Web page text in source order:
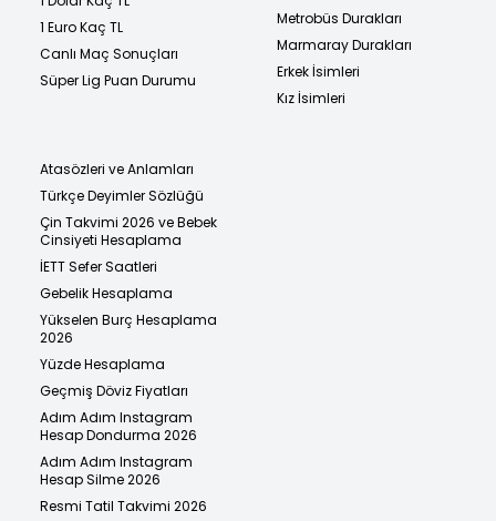
1 Euro Kaç TL
Canlı Maç Sonuçları
Süper Lig Puan Durumu
Metrobüs Durakları
Marmaray Durakları
Erkek İsimleri
Kız İsimleri
Atasözleri ve Anlamları
Türkçe Deyimler Sözlüğü
Çin Takvimi 2026 ve Bebek
Cinsiyeti Hesaplama
İETT Sefer Saatleri
Gebelik Hesaplama
Yükselen Burç Hesaplama
2026
Yüzde Hesaplama
Geçmiş Döviz Fiyatları
Adım Adım Instagram
Hesap Dondurma 2026
Adım Adım Instagram
Hesap Silme 2026
Resmi Tatil Takvimi 2026